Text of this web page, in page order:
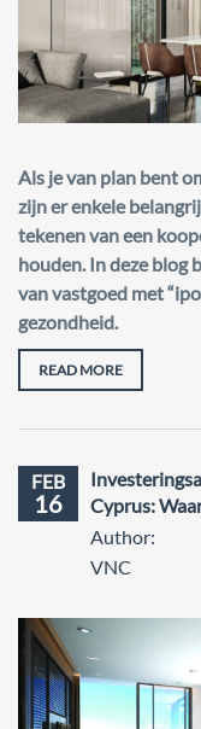
Als je van plan bent
zijn er enkele
tekenen van een
houden. In deze blog
van vastgoed met
gezondheid.
READ MORE
FEB
16
Cyprus:
Author:
VNC